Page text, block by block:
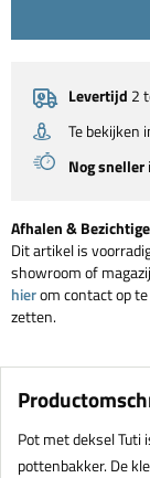
Levertijd 2
Te bekijken
Nog sneller
Afhalen &
Dit artikel is
showroom of
hierom contact op
zetten.
Pot met deksel Tuti
pottenbakker. De